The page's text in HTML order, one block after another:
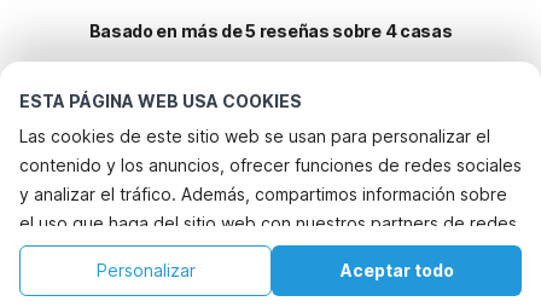
ESTA PÁGINA WEB USA COOKIES
Las cookies de este sitio web se usan para personalizar el
contenido y los anuncios, ofrecer funciones de redes sociales
y analizar el tráfico. Además, compartimos información sobre
el uso que haga del sitio web con nuestros partners de redes
sociales, publicidad y análisis web, quienes pueden
combinarla con otra información que les haya proporcionado
Aceptar todo
Personalizar
Basado en más de 5 reseñas sobre 4 casas
Destinos más populares para vacaciones
Ciudades con los mejores servicios para vacaciones
Alquileres vacacionales para familias con niños saint-marcel-
Alquileres vacacionales para familias con niños saint-martin-
Servicios populares para vacaciones en Morton
Casa de vacaciones con jardín
Casa de vacaciones en el campo
Ciudades populares para vacaciones en Francia-central
Inicio Lista de deseos Reservas Cuenta